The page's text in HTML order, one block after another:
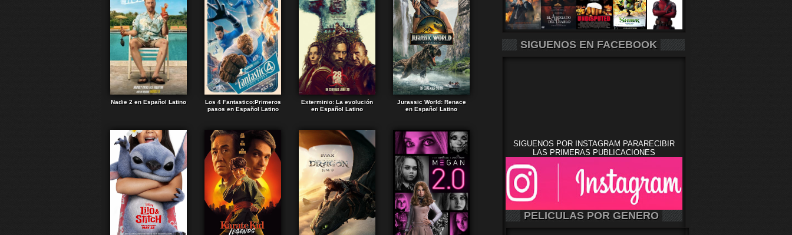
Nadie 2 en Español Latino
Los 4 Fantastico:Primeros
pasos en Español Latino
Exterminio: La evolución
en Español Latino
Jurassic World: Renace
en Español Latino
SIGUENOS EN FACEBOOK
SIGUENOS POR INSTAGRAM PARARECIBIR
LAS PRIMERAS PUBLICACIONES
PELICULAS POR GENERO